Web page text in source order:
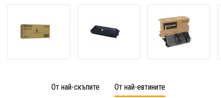
черен
тонер
черен
тонер
черен
От най-скъпите От най-евтините